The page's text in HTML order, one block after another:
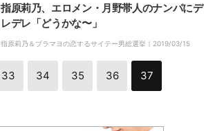
指原莉乃、エロメン・月野帯人のナンパにデ
レデレ「どうかな〜」
指原莉乃＆ブラマヨの恋するサイテー男総選挙｜ 2019/03/15
33 34 35 36 37